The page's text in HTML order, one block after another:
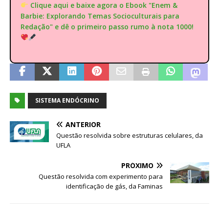
Clique aqui e baixe agora o Ebook "Enem &
Barbie: Explorando Temas Socioculturais para
Redação" e dê o primeiro passo rumo à nota 1000!
SISTEMA ENDÓCRINO
ANTERIOR
Questão resolvida sobre estruturas celulares, da
UFLA
PRÓXIMO
Questão resolvida com experimento para
identificação de gás, da Faminas